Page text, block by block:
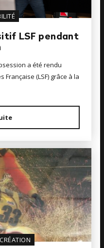
LSF pendant
a été rendu
Française (LSF) grâce à la